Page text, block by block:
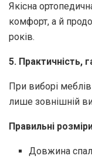
Якісна
комфорт, а й
років.
5. Практичність,
При виборі
лише зовнішній
Правильні
Довжина